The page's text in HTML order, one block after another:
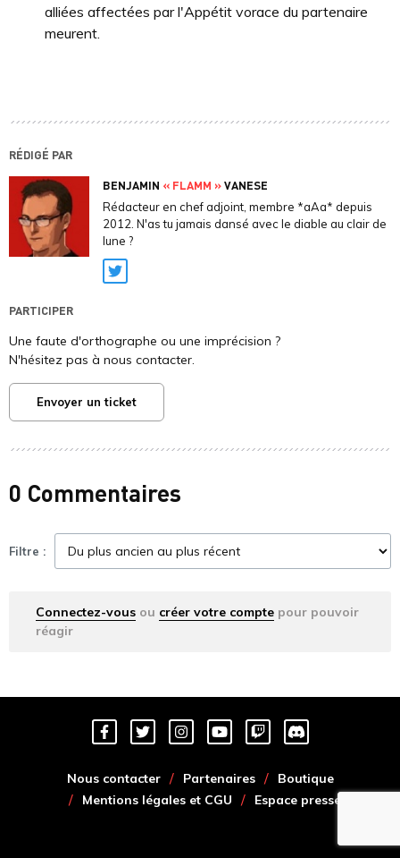
alliées affectées par l'Appétit vorace du partenaire
meurent.
RÉDIGÉ PAR
BENJAMIN « FLAMM »VANESE
Rédacteur en chef adjoint, membre *aAa* depuis
2012. N'as tu jamais dansé avec le diable au clair de
lune ?
Twitter
PARTICIPER
Une faute d'orthographe ou une imprécision ?
N'hésitez pas à nous contacter.
Envoyer un ticket
0 Commentaires
Filtre :
Connectez-vous ou créer votre compte pour pouvoir
réagir
Nous contacter Partenaires
Boutique
Mentions légales et CGU
Espace presse